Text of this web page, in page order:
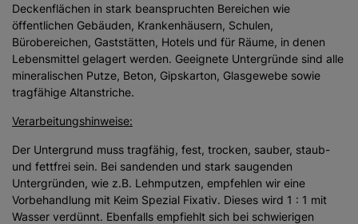
Deckenflächen in stark beanspruchten Bereichen wie
öffentlichen Gebäuden, Krankenhäusern, Schulen,
Bürobereichen, Gaststätten, Hotels und für Räume, in denen
Lebensmittel gelagert werden. Geeignete Untergründe sind alle
mineralischen Putze, Beton, Gipskarton, Glasgewebe sowie
tragfähige Altanstriche.
Verarbeitungshinweise:
Der Untergrund muss tragfähig, fest, trocken, sauber, staub-
und fettfrei sein. Bei sandenden und stark saugenden
Untergründen, wie z.B. Lehmputzen, empfehlen wir eine
Vorbehandlung mit Keim Spezial Fixativ. Dieses wird 1 : 1 mit
Wasser verdünnt. Ebenfalls empfiehlt sich bei schwierigen